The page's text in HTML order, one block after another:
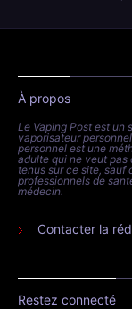
À propos
Le Vaping Post est un
vaporisateur
personnel est une
adulte qui ne veut pas
tenus sur ce site, sauf
professionnels de
médecin.
Contacter la
Restez connecté